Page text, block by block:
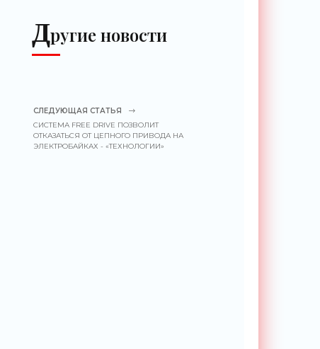
Другие новости
СЛЕДУЮЩАЯ СТАТЬЯ
СИСТЕМА FREE DRIVE ПОЗВОЛИТ
ОТКАЗАТЬСЯ ОТ ЦЕПНОГО ПРИВОДА НА
ЭЛЕКТРОБАЙКАХ - «ТЕХНОЛОГИИ»